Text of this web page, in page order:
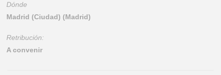
Dónde
Madrid (Ciudad) (Madrid)
Retribución:
A convenir